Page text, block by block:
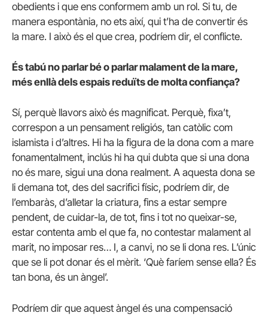
obedients i que ens conformem amb un rol. Si tu, de
manera espontània, no ets així, qui t’ha de convertir és
la mare. I això és el que crea, podríem dir, el conflicte.
És tabú no parlar bé o parlar malament de la mare,
més enllà dels espais reduïts de molta confiança?
Sí, perquè llavors això és magnificat. Perquè, fixa’t,
correspon a un pensament religiós, tan catòlic com
islamista i d’altres. Hi ha la figura de la dona com a mare
fonamentalment, inclús hi ha qui dubta que si una dona
no és mare, sigui una dona realment. A aquesta dona se
li demana tot, des del sacrifici físic, podríem dir, de
l’embaràs, d’alletar la criatura, fins a estar sempre
pendent, de cuidar-la, de tot, fins i tot no queixar-se,
estar contenta amb el que fa, no contestar malament al
marit, no imposar res… I, a canvi, no se li dona res. L’únic
que se li pot donar és el mèrit. ‘Què faríem sense ella? És
tan bona, és un àngel’.
Podríem dir que aquest àngel és una compensació